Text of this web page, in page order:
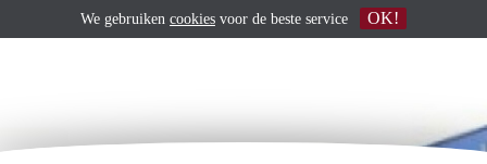
We gebruiken cookies voor de beste service OK!